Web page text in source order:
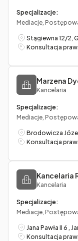
Specjalizacje:
Mediacje,
Stągiewna 12/2,
Konsultacja
Marzena
Kancelaria
Specjalizacje:
Mediacje,
Brodowicza
Konsultacja
Kancelaria
Specjalizacje:
Mediacje,
Jana Pawła II 6 ,
Konsultacja